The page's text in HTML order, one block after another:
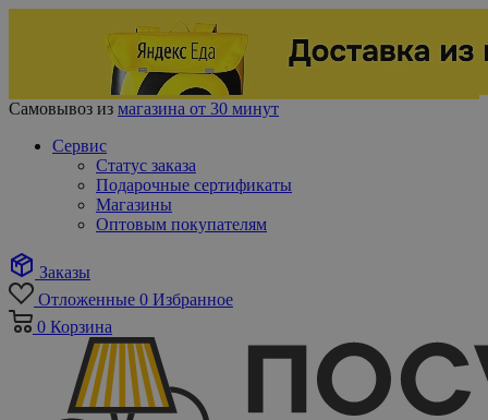
Самовывоз из магазина от 30 минут
Сервис
Статус заказа
Подарочные сертификаты
Магазины
Оптовым покупателям
Заказы
Отложенные 0 Избранное
0 Корзина